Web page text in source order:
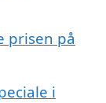
prisen på
i